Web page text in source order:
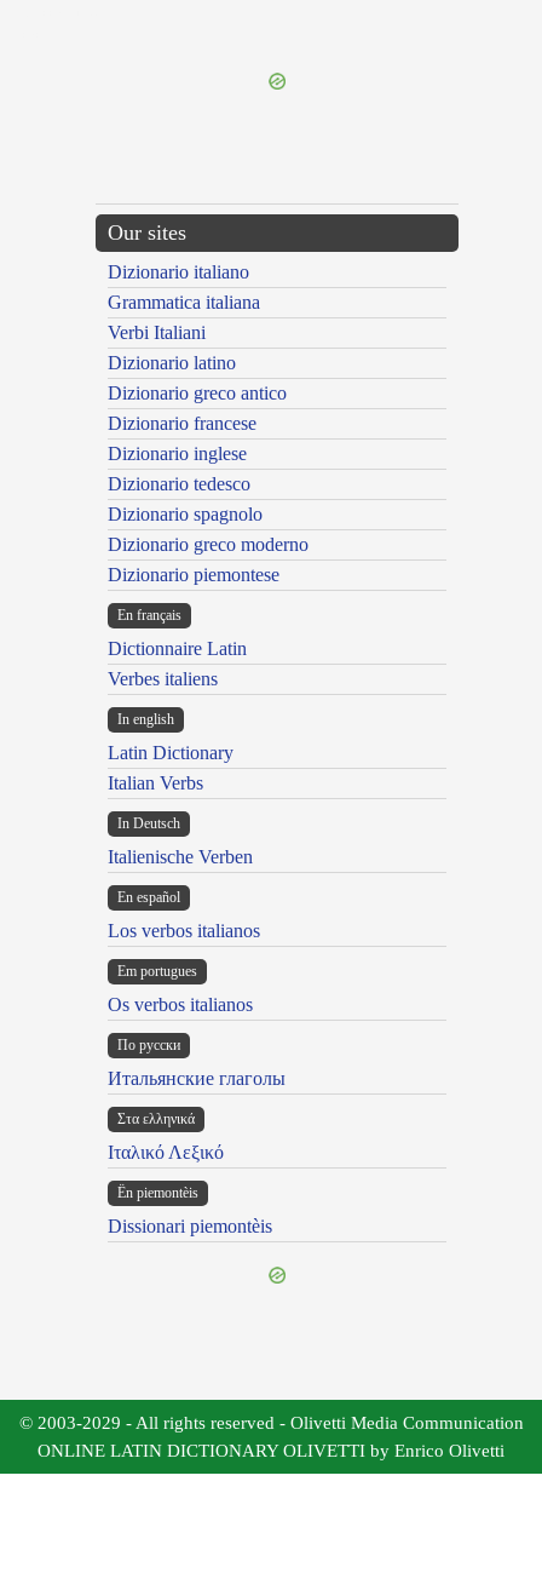
Our sites
Dizionario italiano
Grammatica italiana
Verbi Italiani
Dizionario latino
Dizionario greco antico
Dizionario francese
Dizionario inglese
Dizionario tedesco
Dizionario spagnolo
Dizionario greco moderno
Dizionario piemontese
En français
Dictionnaire Latin
Verbes italiens
In english
Latin Dictionary
Italian Verbs
In Deutsch
Italienische Verben
En español
Los verbos italianos
Em portugues
Os verbos italianos
По русски
Итальянские глаголы
Στα ελληνικά
Ιταλικό Λεξικό
Ën piemontèis
Dissionari piemontèis
© 2003-2029 - All rights reserved - Olivetti Media Communication
ONLINE LATIN DICTIONARY OLIVETTI by Enrico Olivetti